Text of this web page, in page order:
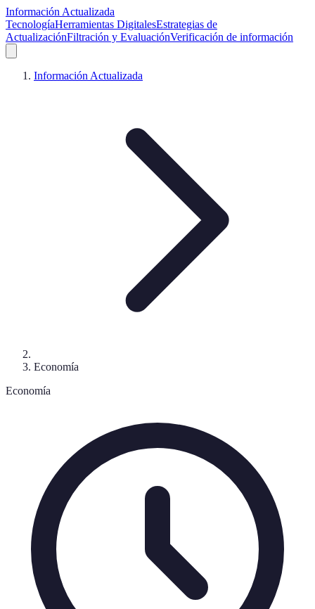
Información Actualizada
TecnologíaHerramientas DigitalesEstrategias de
ActualizaciónFiltración y EvaluaciónVerificación de información
Información Actualizada
Economía
Economía